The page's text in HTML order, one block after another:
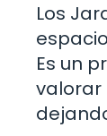
Los
Es un
valorar